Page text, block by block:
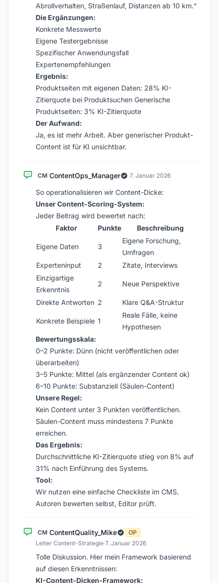
Abrollverhalten, Straßenlauf, Distanzen ab 10 km.“
Die Ergänzungen:
Konkrete Messwerte
Eigene Testergebnisse
Spezifischer Anwendungsfall
Expertenempfehlungen
Ergebnis:
Produktseiten mit eigenen Daten: 28% KI-
Zitierquote bei Produktsuchen Generische
Produktseiten: 3% KI-Zitierquote
Der Aufwand:
Ja, es ist mehr Arbeit. Aber generischer Produkt-
Content ist für KI unsichtbar.
CM ContentOps_Manager ·7. Januar 2026
So operationalisieren wir Content-Dicke:
Unser Content-Scoring-System:
Jeder Beitrag wird bewertet nach:
Faktor
Punkte Beschreibung
Eigene Daten 3
Eigene Forschung,
Umfragen
Experteninput
2
Zitate, Interviews
Einzigartige
Erkenntnis
2 Neue Perspektive
Direkte Antworten 2 Klare Q&A-Struktur
Konkrete Beispiele 1
Reale Fälle, keine
Hypothesen
Bewertungsskala:
0–2 Punkte: Dünn (nicht veröffentlichen oder
überarbeiten)
3–5 Punkte: Mittel (als ergänzender Content ok)
6–10 Punkte: Substanziell (Säulen-Content)
Unsere Regel:
Kein Content unter 3 Punkten veröffentlichen.
Säulen-Content muss mindestens 7 Punkte
erreichen.
Das Ergebnis:
Durchschnittliche KI-Zitierquote stieg von 8% auf
31% nach Einführung des Systems.
Tool:
Wir nutzen eine einfache Checkliste im CMS.
Autoren bewerten selbst, Editor prüft.
CM ContentQuality_Mike
OP
Leiter Content-Strategie·7. Januar 2026
Tolle Diskussion. Hier mein Framework basierend
auf diesen Erkenntnissen:
KI-Content-Dicken-Framework: